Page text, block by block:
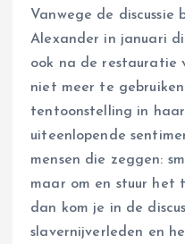
Vanwege de discussie
Alexander in januari
ook na de restauratie
niet meer te
tentoonstelling in
uiteenlopende
mensen die zeggen:
maar om en stuur het
dan kom je in de
slavernijverleden en